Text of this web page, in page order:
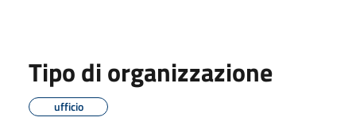
Tipo di organizzazione
ufficio